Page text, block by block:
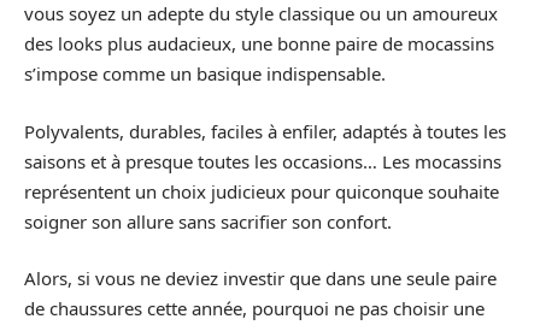
vous soyez un adepte du style classique ou un amoureux
des looks plus audacieux, une bonne paire de mocassins
s’impose comme un basique indispensable.
Polyvalents, durables, faciles à enfiler, adaptés à toutes les
saisons et à presque toutes les occasions… Les mocassins
représentent un choix judicieux pour quiconque souhaite
soigner son allure sans sacrifier son confort.
Alors, si vous ne deviez investir que dans une seule paire
de chaussures cette année, pourquoi ne pas choisir une